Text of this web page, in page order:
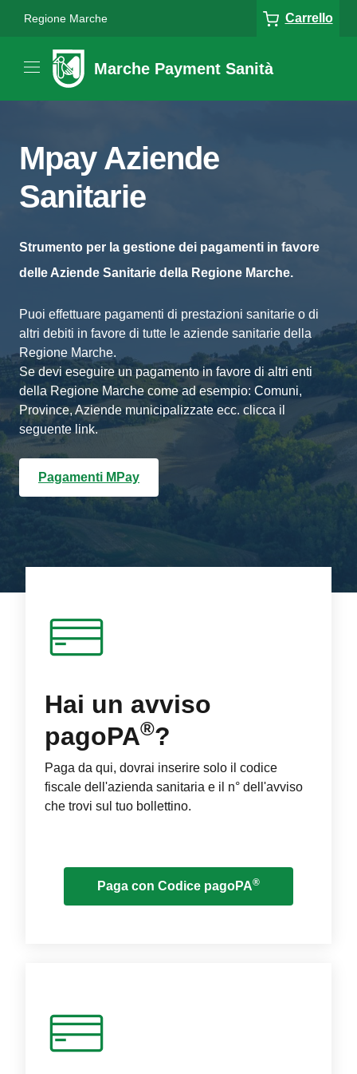
Regione Marche Carrello
Marche Payment Sanità
Mpay Aziende
Sanitarie
Strumento per la gestione dei pagamenti in favore
delle Aziende Sanitarie della Regione Marche.
Puoi effettuare pagamenti di prestazioni sanitarie o di
altri debiti in favore di tutte le aziende sanitarie della
Regione Marche.
Se devi eseguire un pagamento in favore di altri enti
della Regione Marche come ad esempio: Comuni,
Province, Aziende municipalizzate ecc. clicca il
seguente link.
Pagamenti MPay
Hai un avviso
pagoPA®?
Paga da qui, dovrai inserire solo il codice
fiscale dell'azienda sanitaria e il n° dell'avviso
che trovi sul tuo bollettino.
Paga con Codice pagoPA®